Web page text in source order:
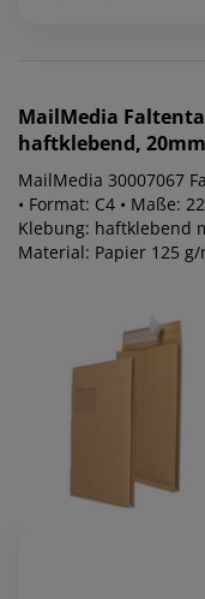
MailMedia
haftklebend,
MailMedia 30007067
• Format: C4 • Maße:
Klebung: haftklebend
Material: Papier 125 g/